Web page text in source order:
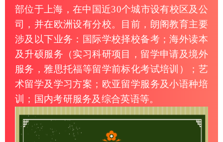
部位于上海，在中国近30个城市设有校区及公
司，并在欧洲设有分校。目前，朗阁教育主要
涉及以下业务：国际学校择校备考；海外读本
及升硕服务（实习科研项目，留学申请及境外
服务，雅思托福等留学前标化考试培训）；艺
术留学及学习方案；欧亚留学服务及小语种培
训；国内考研服务及综合英语等。